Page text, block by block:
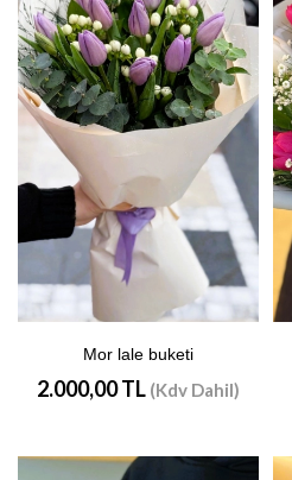
Mor lale buketi
2.000,00 TL (Kdv Dahil)